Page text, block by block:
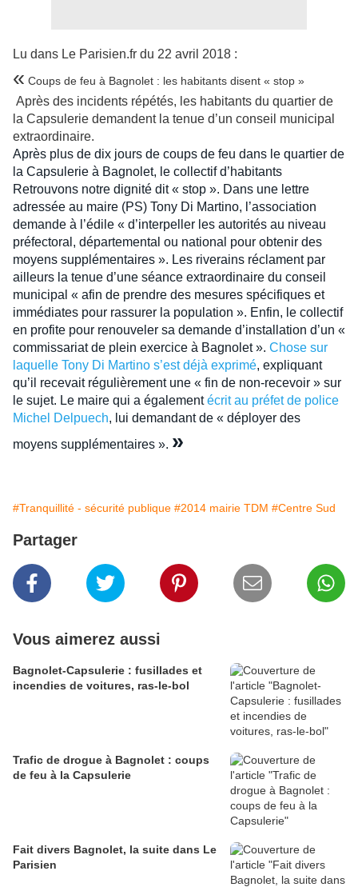
Lu dans Le Parisien.fr du 22 avril 2018 :
« Coups de feu à Bagnolet : les habitants disent « stop »
Après des incidents répétés, les habitants du quartier de
la Capsulerie demandent la tenue d’un conseil municipal
extraordinaire.
Après plus de dix jours de coups de feu dans le quartier de
la Capsulerie à Bagnolet, le collectif d’habitants
Retrouvons notre dignité dit « stop ». Dans une lettre
adressée au maire (PS) Tony Di Martino, l’association
demande à l’édile « d’interpeller les autorités au niveau
préfectoral, départemental ou national pour obtenir des
moyens supplémentaires ». Les riverains réclament par
ailleurs la tenue d’une séance extraordinaire du conseil
municipal « afin de prendre des mesures spécifiques et
immédiates pour rassurer la population ». Enfin, le collectif
en profite pour renouveler sa demande d’installation d’un «
commissariat de plein exercice à Bagnolet ». Chose sur
laquelle Tony Di Martino s’est déjà exprimé, expliquant
qu’il recevait régulièrement une « fin de non-recevoir » sur
le sujet. Le maire qui a égalementécrit au préfet de police
Michel Delpuech, lui demandant de « déployer des
moyens supplémentaires ». »
#Tranquillité - sécurité publique #2014 mairie TDM #Centre Sud
Partager
Vous aimerez aussi
Bagnolet-Capsulerie : fusillades et
incendies de voitures, ras-le-bol
Trafic de drogue à Bagnolet : coups
de feu à la Capsulerie
Fait divers Bagnolet, la suite dans Le
Parisien